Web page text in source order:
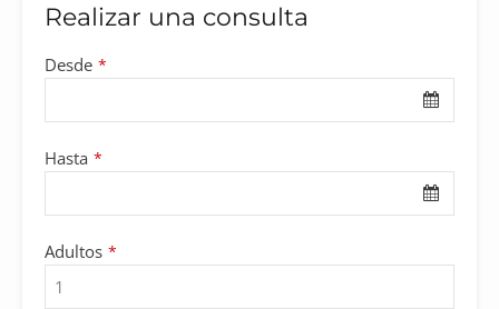
Realizar una consulta
Desde *
Hasta *
Adultos *